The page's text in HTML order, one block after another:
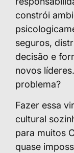
constrói
seguros,
decisão e
novos
problema?
Fazer essa
cultural
para muitos
quase